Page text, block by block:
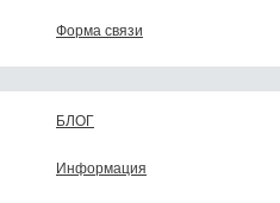
Форма связи
БЛОГ
Информация